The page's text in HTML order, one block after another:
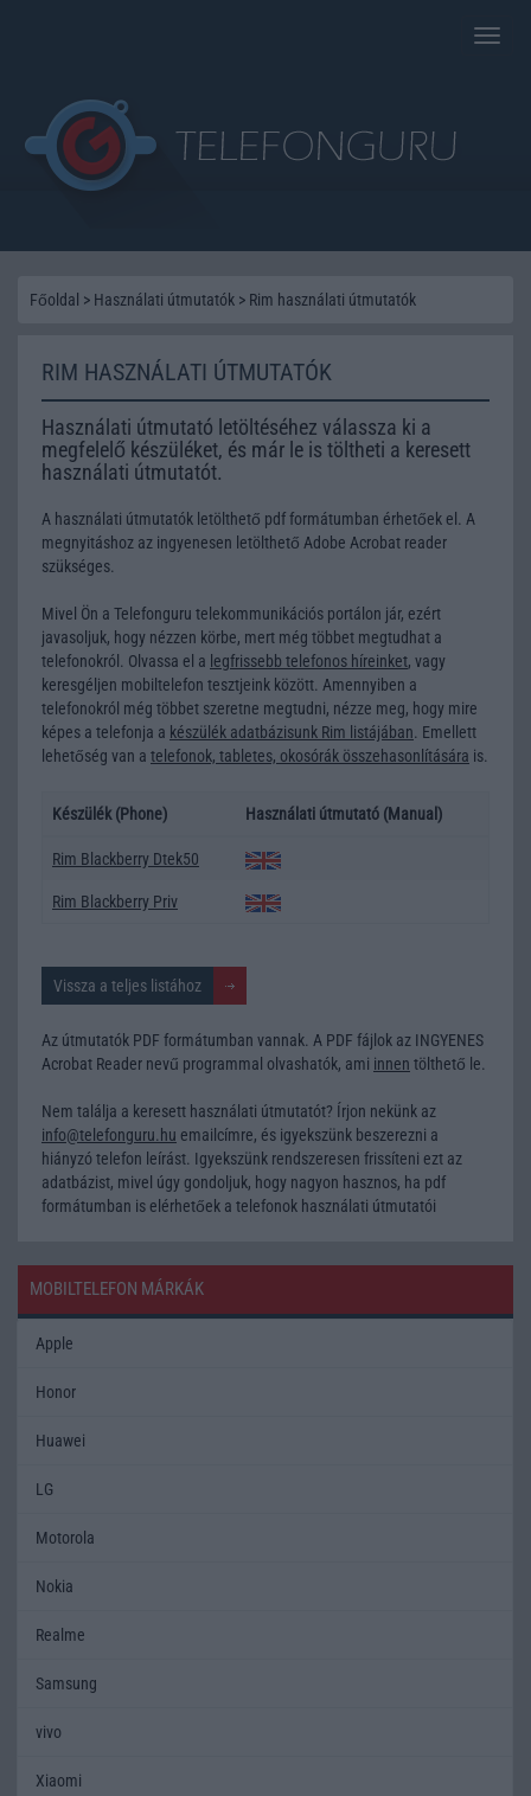
Toggle
Főoldal > Használati útmutatók > Rim használati útmutatók
RIM HASZNÁLATI ÚTMUTATÓK
Használati útmutató letöltéséhez válassza ki a
megfelelő készüléket, és már le is töltheti a keresett
használati útmutatót.
A használati útmutatók letölthető pdf formátumban érhetőek el. A
megnyitáshoz az ingyenesen letölthető Adobe Acrobat reader
szükséges.
Mivel Ön a Telefonguru telekommunikációs portálon jár, ezért
javasoljuk, hogy nézzen körbe, mert még többet megtudhat a
telefonokról. Olvassa el a legfrissebb telefonos híreinket, vagy
keresgéljen mobiltelefon tesztjeink között. Amennyiben a
telefonokról még többet szeretne megtudni, nézze meg, hogy mire
képes a telefonja a készülék adatbázisunk Rim listájában . Emellett
lehetőség van a telefonok, tabletes, okosórák összehasonlítására is.
Készülék (Phone) Használati útmutató (Manual)
Rim Blackberry Dtek50
Rim Blackberry Priv
Vissza a teljes listához
Az útmutatók PDF formátumban vannak. A PDF fájlok az INGYENES
Acrobat Reader nevű programmal olvashatók, ami innen tölthető le.
Nem találja a keresett használati útmutatót? Írjon nekünk az
info@telefonguru.hu emailcímre, és igyekszünk beszerezni a
hiányzó telefon leírást. Igyekszünk rendszeresen frissíteni ezt az
adatbázist, mivel úgy gondoljuk, hogy nagyon hasznos, ha pdf
formátumban is elérhetőek a telefonok használati útmutatói
MOBILTELEFON MÁRKÁK
Apple
Honor
Huawei
LG
Motorola
Nokia
Realme
Samsung
vivo
Xiaomi